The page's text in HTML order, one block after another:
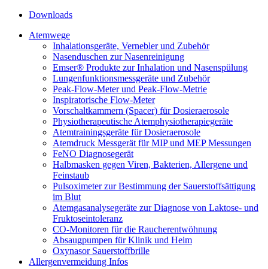
Downloads
Atemwege
Inhalationsgeräte, Vernebler und Zubehör
Nasenduschen zur Nasenreinigung
Emser® Produkte zur Inhalation und Nasenspülung
Lungenfunktionsmessgeräte und Zubehör
Peak-Flow-Meter und Peak-Flow-Metrie
Inspiratorische Flow-Meter
Vorschaltkammern (Spacer) für Dosieraerosole
Physiotherapeutische Atemphysiotherapiegeräte
Atemtrainingsgeräte für Dosieraerosole
Atemdruck Messgerät für MIP und MEP Messungen
FeNO Diagnosegerät
Halbmasken gegen Viren, Bakterien, Allergene und
Feinstaub
Pulsoximeter zur Bestimmung der Sauerstoffsättigung
im Blut
Atemgasanalysegeräte zur Diagnose von Laktose- und
Fruktoseintoleranz
CO-Monitoren für die Raucherentwöhnung
Absaugpumpen für Klinik und Heim
Oxynasor Sauerstoffbrille
Allergenvermeidung Infos